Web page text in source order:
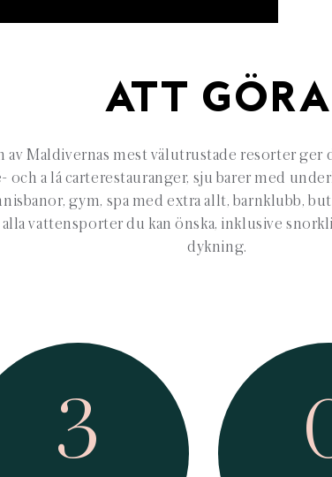
ATT GÖRA
av Maldivernas mest välutrustade resorter
och a lá carterestauranger, sju barer med
gym, spa med extra allt, barnklubb,
vattensporter du kan önska, inklusive
dykning.
3